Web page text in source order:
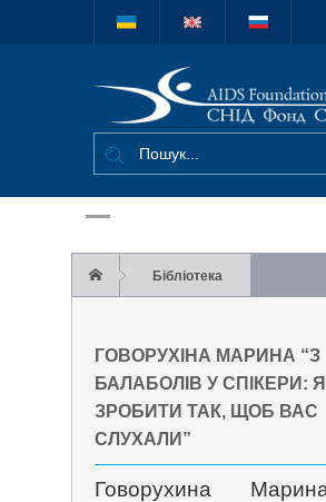
фонд
Захід"
Бібліотека
як зробити так, щоб вас слухали”
ГОВОРУХІНА МАРИНА “З
БАЛАБОЛІВ У СПІКЕРИ:
ЗРОБИТИ ТАК, ЩОБ ВАС
СЛУХАЛИ”
Говорухина